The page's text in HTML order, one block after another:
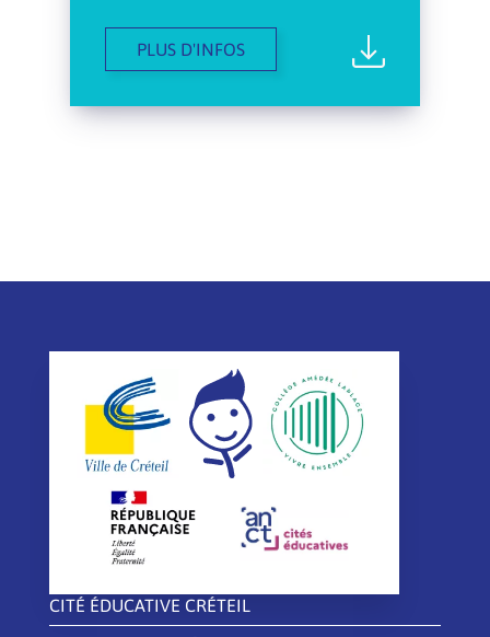
PLUS D'INFOS
CITÉ ÉDUCATIVE CRÉTEIL